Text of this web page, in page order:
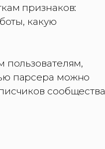
признаков:
какую
пользователям,
парсера можно
сообщества